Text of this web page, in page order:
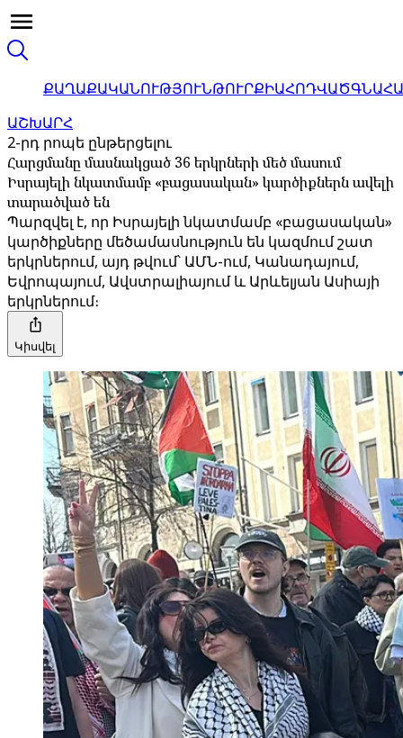
ՔԱՂԱՔԱԿԱՆՈՒԹՅՈՒՆԹՈՒՐՔԻԱՀՈԴՎԱԾ
ԱՇԽԱՐՀ
2-րդ րոպե ընթերցելու
Հարցմանը մասնակցած 36 երկրների մեծ մասում
Իսրայելի նկատմամբ «բացասական» կարծիքներն ավելի
տարածված են
Պարզվել է, որ Իսրայելի նկատմամբ «բացասական»
կարծիքները մեծամասնություն են կազմում շատ
երկրներում, այդ թվում՝ ԱՄՆ-ում, Կանադայում,
Եվրոպայում, Ավստրալիայում և Արևելյան Ասիայի
երկրներում։
Կիսվել